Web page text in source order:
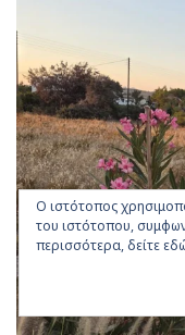
Ο ιστότοπος
του ιστότοπου,
περισσότερα, δείτε